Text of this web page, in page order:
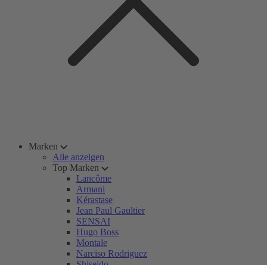
Marken
Alle anzeigen
Top Marken
Lancôme
Armani
Kérastase
Jean Paul Gaultier
SENSAI
Hugo Boss
Montale
Narciso Rodriguez